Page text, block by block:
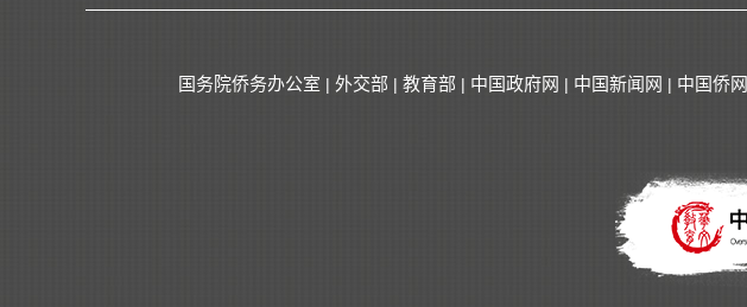
国务院侨务办公室 | 外交部 | 教育部 | 中国政府网 | 中国新闻网 | 中国侨网